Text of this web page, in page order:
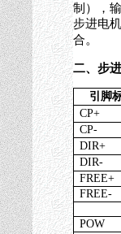
制），
步进电
合。
二、步
引脚
CP+
CP-
DIR+
DIR-
FREE+
FREE-
POW